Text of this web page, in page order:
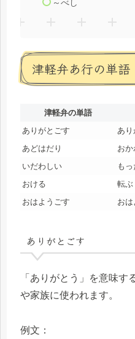
～べし
津軽弁あ行の単語
津軽弁の単語
ありがとごす
あり
あどはだり
おか
いだわしい
も
おける
転ぶ
おはようごす
お
ありがとごす
「ありがとう」を意味す
や家族に使われます。
例文：